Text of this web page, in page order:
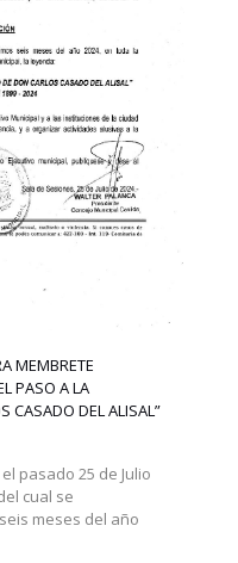
MEMBRETE
PASO A LA
CASADO DEL ALISAL”
pasado 25 de Julio
cual se
meses del año